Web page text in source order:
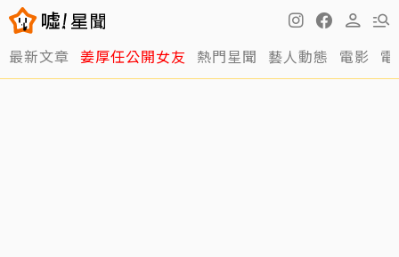
最新文章 姜厚任公開女友 熱門星聞 藝人動態 電影